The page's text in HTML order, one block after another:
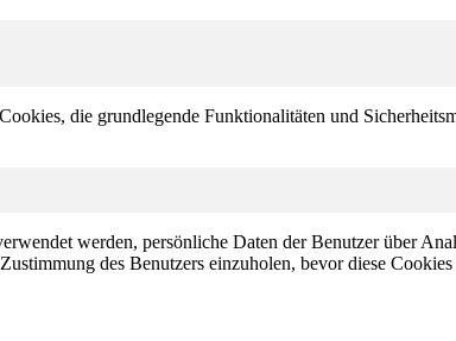
die grundlegende Funktionalitäten und
werden, persönliche Daten der Benutzer über
des Benutzers einzuholen, bevor diese